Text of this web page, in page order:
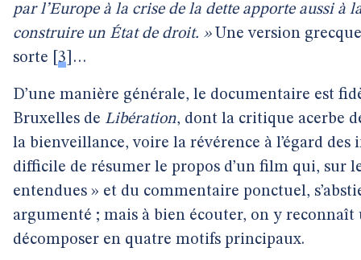
par l’Europe à la crise de la dette apporte aussi à
construire un État de droit. »Une version
sorte
3 …
D’une manière générale, le documentaire est
Bruxelles de Libération, dont la critique acerbe
la bienveillance, voire la révérence à l’égard
difficile de résumer le propos d’un film qui, sur
entendues » et du commentaire ponctuel,
argumenté ; mais à bien écouter, on y
décomposer en quatre motifs principaux.